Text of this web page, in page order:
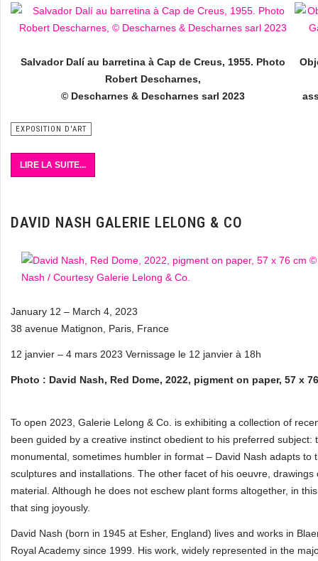
Salvador Dalí au barretina à Cap de Creus, 1955. Photo
Robert Descharnes,
© Descharnes & Descharnes sarl 2023
EXPOSITION D'ART
LIRE LA SUITE...
DAVID NASH GALERIE LELONG & CO
January 12 – March 4, 2023
38 avenue Matignon, Paris, France
12 janvier – 4 mars 2023 Vernissage le 12 janvier à 18h
Photo : David Nash, Red Dome, 2022, pigment on paper, 57 x
To open 2023, Galerie Lelong & Co. is exhibiting a collection of
been guided by a creative instinct obedient to his preferred
monumental, sometimes humbler in format – David Nash adapts
sculptures and installations. The other facet of his oeuvre,
material. Although he does not eschew plant forms altogether, in
that sing joyously.
David Nash (born in 1945 at Esher, England) lives and works in
Royal Academy since 1999. His work, widely represented in the